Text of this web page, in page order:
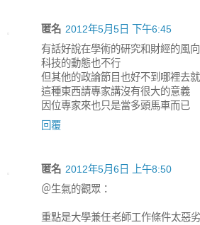
匿名 2012年5月5日 下午6:45
有話好說在學術的研究和財經的風
科技的動態也不行
但其他的政論節目也好不到哪裡去
這種東西請專家講沒有很大的意義
因位專家來也只是當多頭馬車而已
回覆
匿名 2012年5月6日 上午8:50
＠生氣的觀眾：
重點是大學兼任老師工作條件太惡